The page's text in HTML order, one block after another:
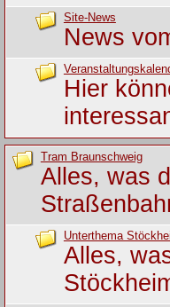
Site-News
News
Hier
Tram Braunschweig
Alles, was
Unterthema
Alles,